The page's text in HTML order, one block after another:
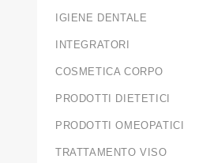
IGIENE DENTALE
INTEGRATORI
COSMETICA CORPO
PRODOTTI DIETETICI
PRODOTTI OMEOPATICI
TRATTAMENTO VISO